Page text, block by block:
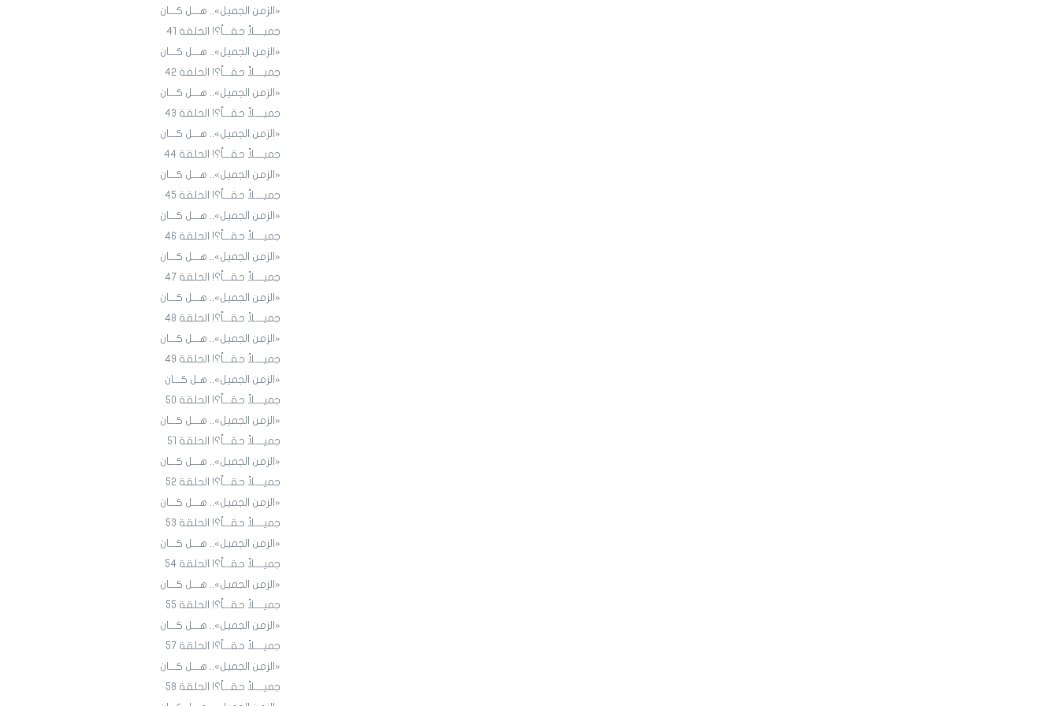
«الزمن الجميل».. هـــل كـــان
جميــــلاً حقـــاً؟! الحلقة 4١
«الزمن الجميل».. هـــل كـــان
جميــــلاً حقـــاً؟! الحلقة 4٢
«الزمن الجميل».. هـــل كـــان
جميــــلاً حقـــاً؟! الحلقة 43
«الزمن الجميل».. هـــل كـــان
جميــــلاً حقـــاً؟! الحلقة 44
«الزمن الجميل».. هـــل كـــان
جميــــلاً حقـــاً؟! الحلقة 45
«الزمن الجميل».. هـــل كـــان
جميــــلاً حقـــاً؟! الحلقة ٤٦
«الزمن الجميل».. هـــل كـــان
جميــــلاً حقـــاً؟! الحلقة ٤7
«الزمن الجميل».. هـــل كـــان
جميــــلاً حقـــاً؟! الحلقة ٤٨
«الزمن الجميل».. هـــل كـــان
جميــــلاً حقـــاً؟! الحلقة ٤9
«الزمن الجميل».. هـل كـــان
جميــــلاً حقـــاً؟! الحلقة ٥٠
«الزمن الجميل».. هـــل كـــان
جميــــلاً حقـــاً؟! الحلقة ٥١
«الزمن الجميل».. هـــل كـــان
جميــــلاً حقـــاً؟! الحلقة 52
«الزمن الجميل».. هـــل كـــان
جميــــلاً حقـــاً؟! الحلقة 53
«الزمن الجميل».. هـــل كـــان
جميــــلاً حقـــاً؟! الحلقة 54
«الزمن الجميل».. هـــل كـــان
جميــــلاً حقـــاً؟! الحلقة 55
«الزمن الجميل».. هـــل كـــان
جميــــلاً حقـــاً؟! الحلقة 57
«الزمن الجميل».. هـــل كـــان
جميــــلاً حقـــاً؟! الحلقة 58